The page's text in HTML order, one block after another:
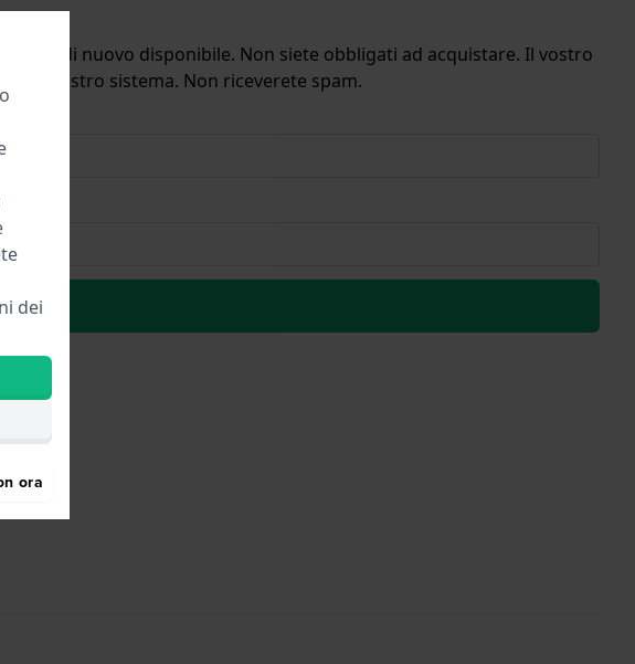
di nuovo disponibile. Non siete obbligati ad acquistare. Il vostro
dal nostro sistema. Non riceverete spam.
dei
ora